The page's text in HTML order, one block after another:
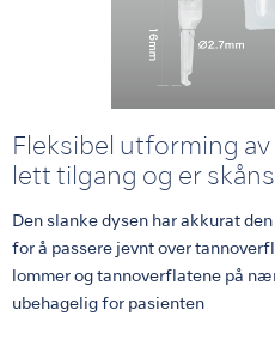
Fleksibel utforming
lett tilgang og er
Den slanke dysen har akkurat
for å passere jevnt over
lommer og tannoverflatene på
ubehagelig for pasienten